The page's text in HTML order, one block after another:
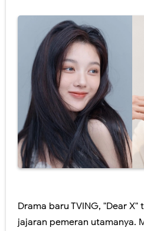
Drama baru TVING, "Dear
jajaran pemeran utamanya.